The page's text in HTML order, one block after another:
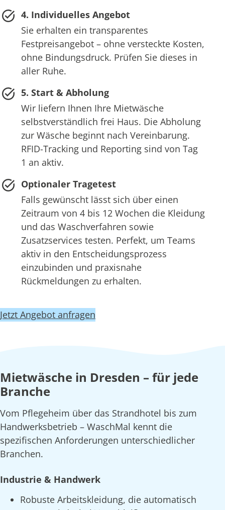
4. Individuelles Angebot
Sie erhalten ein transparentes
Festpreisangebot – ohne versteckte Kosten,
ohne Bindungsdruck. Prüfen Sie dieses in
aller Ruhe.
5. Start & Abholung
Wir liefern Ihnen Ihre Mietwäsche
selbstverständlich frei Haus. Die Abholung
zur Wäsche beginnt nach Vereinbarung.
RFID-Tracking und Reporting sind von Tag
1 an aktiv.
Optionaler Tragetest
Falls gewünscht lässt sich über einen
Zeitraum von 4 bis 12 Wochen die Kleidung
und das Waschverfahren sowie
Zusatzservices testen. Perfekt, um Teams
aktiv in den Entscheidungsprozess
einzubinden und praxisnahe
Rückmeldungen zu erhalten.
Jetzt Angebot anfragen
Mietwäsche in Dresden – für jede
Branche
Vom Pflegeheim über das Strandhotel bis zum
Handwerksbetrieb – WaschMal kennt die
spezifischen Anforderungen unterschiedlicher
Branchen.
Industrie & Handwerk
Robuste Arbeitskleidung, die automatisch